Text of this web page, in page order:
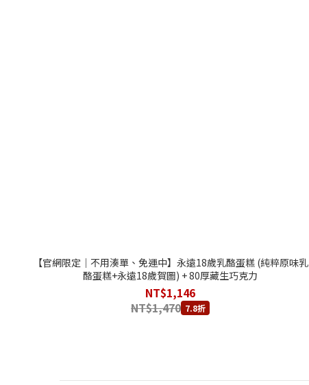
【官網限定｜不用湊單、免運中】永遠18歲乳酪蛋糕 (純粹原味乳
酪蛋糕+永遠18歲賀圖) + 80厚藏生巧克力
NT$1,146
NT$1,470 7.8折